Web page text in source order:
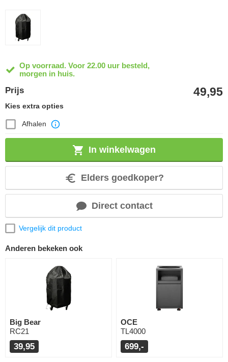
Op voorraad. Voor 22.00 uur besteld,
morgen in huis.
Prijs 49,95
Kies extra opties
Afhalen
In winkelwagen
Elders goedkoper?
Direct contact
Vergelijk dit product
Anderen bekeken ook
Big Bear
RC21
39,95
OCE
TL4000
699,-